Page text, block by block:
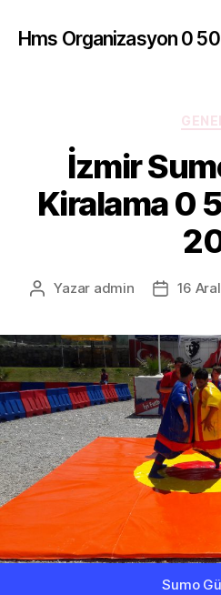
Hms Organizasyon 0
İzmir
Kiralama 0
Yazının
Yazar admin
Yazı16
Sumo